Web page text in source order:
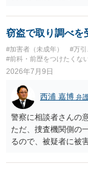
窃盗で取り調べを
#加害者（未成年） #万引
#前科・前歴をつけたくな
2026年7月9日
西浦 嘉博 弁
警察に相談者さんの
ただ、捜査機関側の
るので、被疑者に被
でしたら、弁護士に